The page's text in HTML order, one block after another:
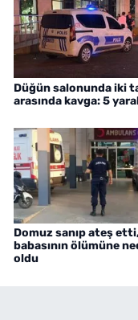
Düğün salonunda iki
arasında kavga: 5
Domuz sanıp ateş
babasının ölümüne
oldu